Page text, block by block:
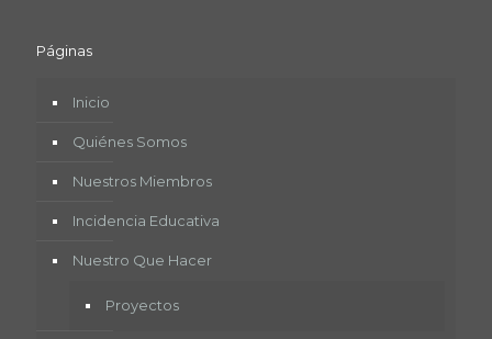
Páginas
Inicio
Quiénes Somos
Nuestros Miembros
Incidencia Educativa
Nuestro Que Hacer
Proyectos